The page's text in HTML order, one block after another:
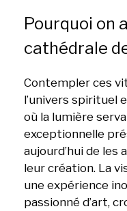
Pourquoi on
cathédrale
Contempler ces
l’univers spirituel
où la lumière
exceptionnelle
aujourd’hui de les
leur création. La
une expérience
passionné d’art,